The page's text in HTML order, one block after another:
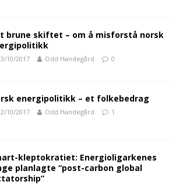
brune skiftet – om å misforstå norsk
10/2017 Odd Handegård 0
energipolitikk – et folkebedrag
10/2017 Odd Handegård 1
kleptokratiet: Energioligarkenes
planlagte “post-carbon global